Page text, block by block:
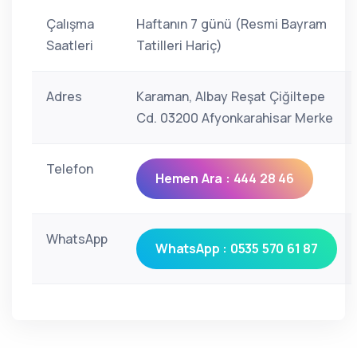
Çalışma
Saatleri
Haftanın 7 günü (Resmi Bayram
Tatilleri Hariç)
Adres
Karaman, Albay Reşat Çiğiltepe
Cd. 03200 Afyonkarahisar Merke
Telefon
Hemen Ara : 444 28 46
WhatsApp
WhatsApp : 0535 570 61 87